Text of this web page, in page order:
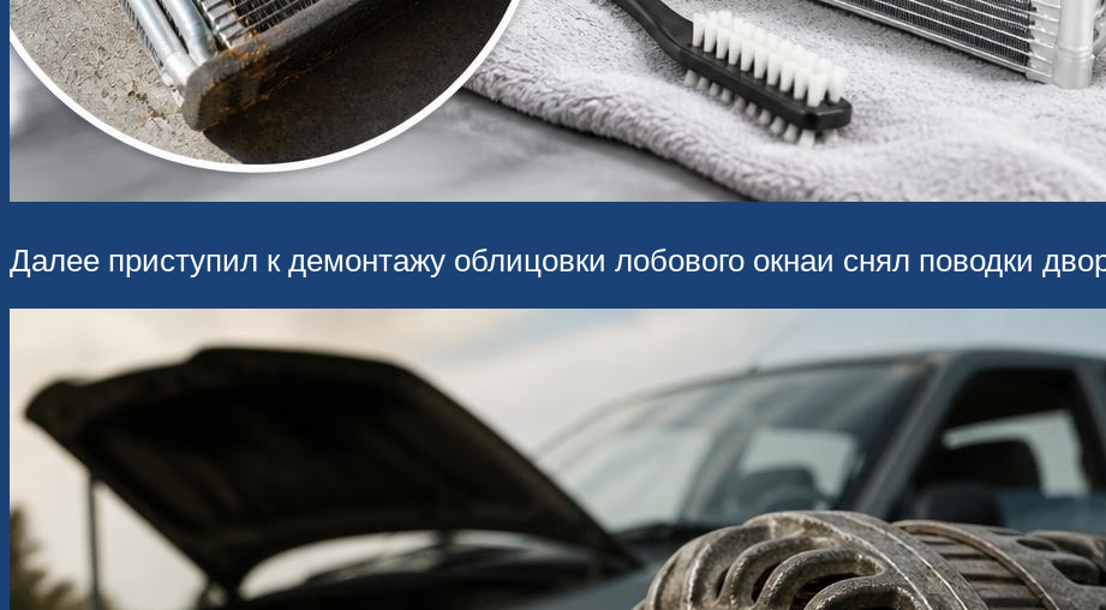
Далее приступил к демонтажу облицовки лобового окнаи снял поводки